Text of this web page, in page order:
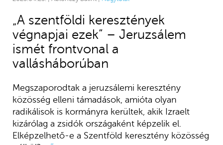
„A szentföldi keresztények
végnapjai ezek” – Jeruzsálem
ismét frontvonal a
vallásháborúban
Megszaporodtak a jeruzsálemi keresztény
közösség elleni támadások, amióta olyan
radikálisok is kormányra kerültek, akik Izraelt
kizárólag a zsidók országaként képzelik el.
Elképzelhető-e a Szentföld keresztény közösség